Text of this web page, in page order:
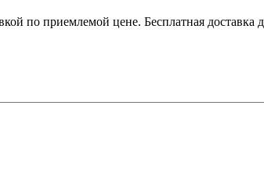
по приемлемой цене. Бесплатная